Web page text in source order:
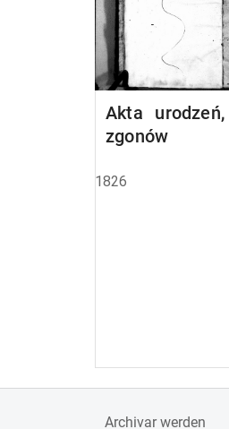
Akta urodzeń,
zgonów
1826
Archivar werden